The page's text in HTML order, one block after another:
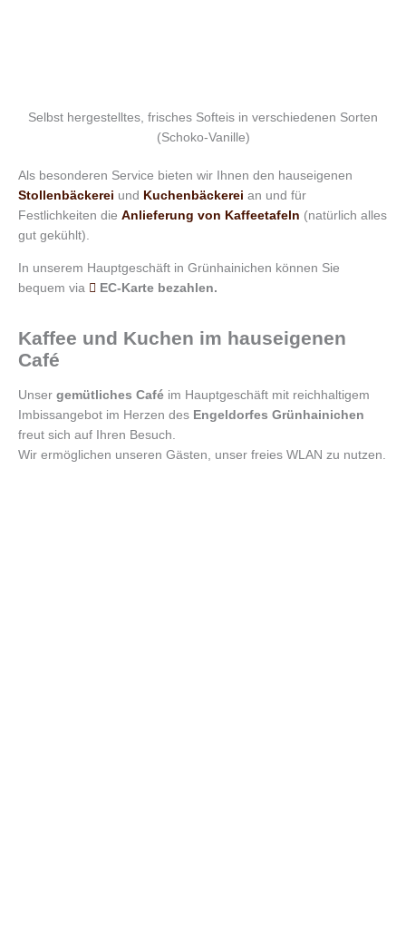
Selbst hergestelltes, frisches Softeis in verschiedenen Sorten
(Schoko-Vanille)
Als besonderen Service bieten wir Ihnen den hauseigenen
Stollenbäckerei und Kuchenbäckerei an und für
Festlichkeiten die Anlieferung von Kaffeetafeln (natürlich alles
gut gekühlt).
In unserem Hauptgeschäft in Grünhainichen können Sie
bequem via
EC-Karte bezahlen.
Kaffee und Kuchen im hauseigenen
Café
Unser gemütliches Café im Hauptgeschäft mit reichhaltigem
Imbissangebot im Herzen des Engeldorfes Grünhainichen
freut sich auf Ihren Besuch.
Wir ermöglichen unseren Gästen, unser freies WLAN zu nutzen.